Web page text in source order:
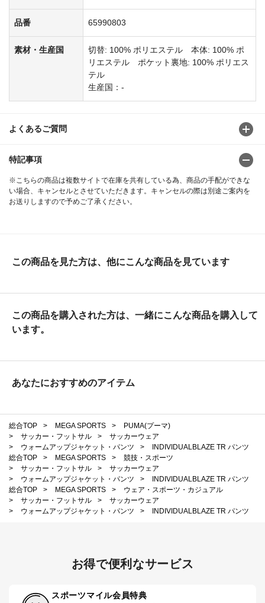
品番 65990803
素材・生産国
切替: 100% ポリエステル 本体: 100% ポ
リエステル ポケット裏地: 100% ポリエス
テル
生産国：-
よくあるご質問
特記事項
※こちらの商品は複数サイトで在庫を共有している為、商品の手配ができな
い場合、キャンセルとさせていただきます。キャンセルの際は別途ご案内を
お送りしますので予めご了承ください。
この商品を見た方は、他にこんな商品を見ています
この商品を購入された方は、一緒にこんな商品を購入して
います。
あなたにおすすめのアイテム
総合TOP > MEGA SPORTS >
PUMA(プーマ)
>
サッカー・フットサル >
サッカーウェア
>
ウォームアップジャケット・パンツ >
INDIVIDUALBLAZE TR パンツ
総合TOP
> MEGA SPORTS >
競技・スポーツ
>
サッカー・フットサル >
サッカーウェア
>
ウォームアップジャケット・パンツ >
INDIVIDUALBLAZE TR パンツ
総合TOP
> MEGA SPORTS >
ウェア・スポーツ・カジュアル
>
サッカー・フットサル >
サッカーウェア
>
ウォームアップジャケット・パンツ > INDIVIDUALBLAZE TR パンツ
お得で便利なサービス
スポーツマイル会員特典